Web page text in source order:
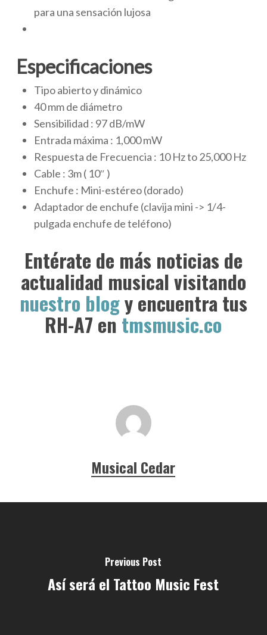
para una sensación lujosa
Especificaciones
Tipo abierto y dinámico
40 mm de diámetro
Sensibilidad : 97 dB/mW
Entrada máxima : 1,000 mW
Respuesta de Frecuencia : 10 Hz to 25,000 Hz
Cable : 3m ( 10″ )
Enchufe : Mini-estéreo (dorado)
Adaptador de enchufe (clavija mini -> 1/4-
pulgada enchufe de teléfono)
Entérate de más noticias de
actualidad musical visitando
nuestro blogy encuentra tus
RH-A7 entmsmusic.co
Musical Cedar
Previous Post
Así será el Tattoo Music Fest